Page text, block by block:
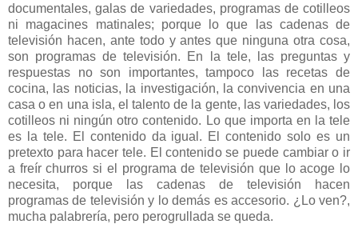
documentales, galas de variedades, programas de cotilleos
ni magacines matinales; porque lo que las cadenas de
televisión hacen, ante todo y antes que ninguna otra cosa,
son programas de televisión. En la tele, las preguntas y
respuestas no son importantes, tampoco las recetas de
cocina, las noticias, la investigación, la convivencia en una
casa o en una isla, el talento de la gente, las variedades, los
cotilleos ni ningún otro contenido. Lo que importa en la tele
es la tele. El contenido da igual. El contenido solo es un
pretexto para hacer tele. El contenido se puede cambiar o ir
a freír churros si el programa de televisión que lo acoge lo
necesita, porque las cadenas de televisión hacen
programas de televisión y lo demás es accesorio. ¿Lo ven?,
mucha palabrería, pero perogrullada se queda.